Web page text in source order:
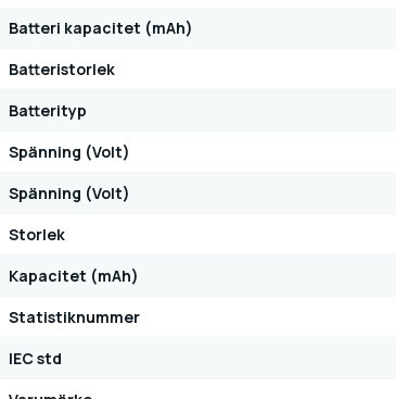
Batteri kapacitet (mAh)
Batteristorlek
Batterityp
Spänning (Volt)
Spänning (Volt)
Storlek
Kapacitet (mAh)
Statistiknummer
IEC std